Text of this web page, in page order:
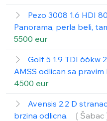
Pezo 3008 1.6 HDI
Panorama, perla beli,
5500 eur
Golf 5 1.9 TDI 66kw
AMSS odlican sa pravim
4500 eur
Avensis 2.2 D
brzina odlicna.